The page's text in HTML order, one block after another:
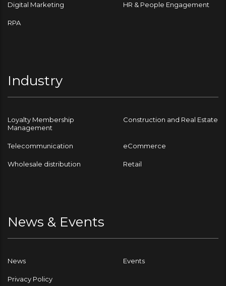
Digital Marketing HR & People Engagement
RPA
Industry
Loyalty Membership
Management
Construction and Real Estate
Telecommunication eCommerce
Wholesale distribution Retail
News & Events
News Events
Privacy Policy